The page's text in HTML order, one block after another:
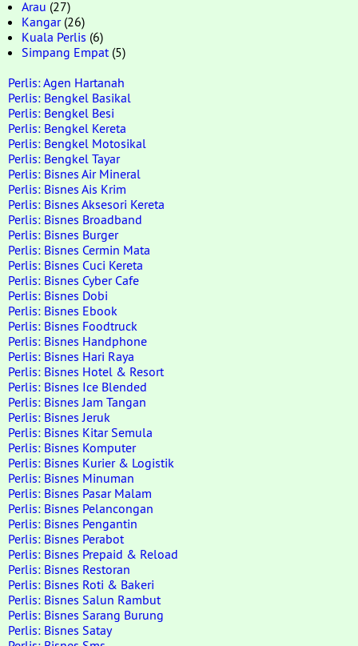
Arau (27)
Kangar(26)
Kuala Perlis (6)
Simpang Empat(5)
Perlis: Agen Hartanah
Perlis: Bengkel Basikal
Perlis: Bengkel Besi
Perlis: Bengkel Kereta
Perlis: Bengkel Motosikal
Perlis: Bengkel Tayar
Perlis: Bisnes Air Mineral
Perlis: Bisnes Ais Krim
Perlis: Bisnes Aksesori Kereta
Perlis: Bisnes Broadband
Perlis: Bisnes Burger
Perlis: Bisnes Cermin Mata
Perlis: Bisnes Cuci Kereta
Perlis: Bisnes Cyber Cafe
Perlis: Bisnes Dobi
Perlis: Bisnes Ebook
Perlis: Bisnes Foodtruck
Perlis: Bisnes Handphone
Perlis: Bisnes Hari Raya
Perlis: Bisnes Hotel & Resort
Perlis: Bisnes Ice Blended
Perlis: Bisnes Jam Tangan
Perlis: Bisnes Jeruk
Perlis: Bisnes Kitar Semula
Perlis: Bisnes Komputer
Perlis: Bisnes Kurier & Logistik
Perlis: Bisnes Minuman
Perlis: Bisnes Pasar Malam
Perlis: Bisnes Pelancongan
Perlis: Bisnes Pengantin
Perlis: Bisnes Perabot
Perlis: Bisnes Prepaid & Reload
Perlis: Bisnes Restoran
Perlis: Bisnes Roti & Bakeri
Perlis: Bisnes Salun Rambut
Perlis: Bisnes Sarang Burung
Perlis: Bisnes Satay